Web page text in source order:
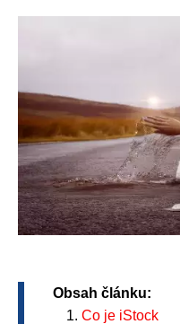
Obsah článku:
Co je iStock